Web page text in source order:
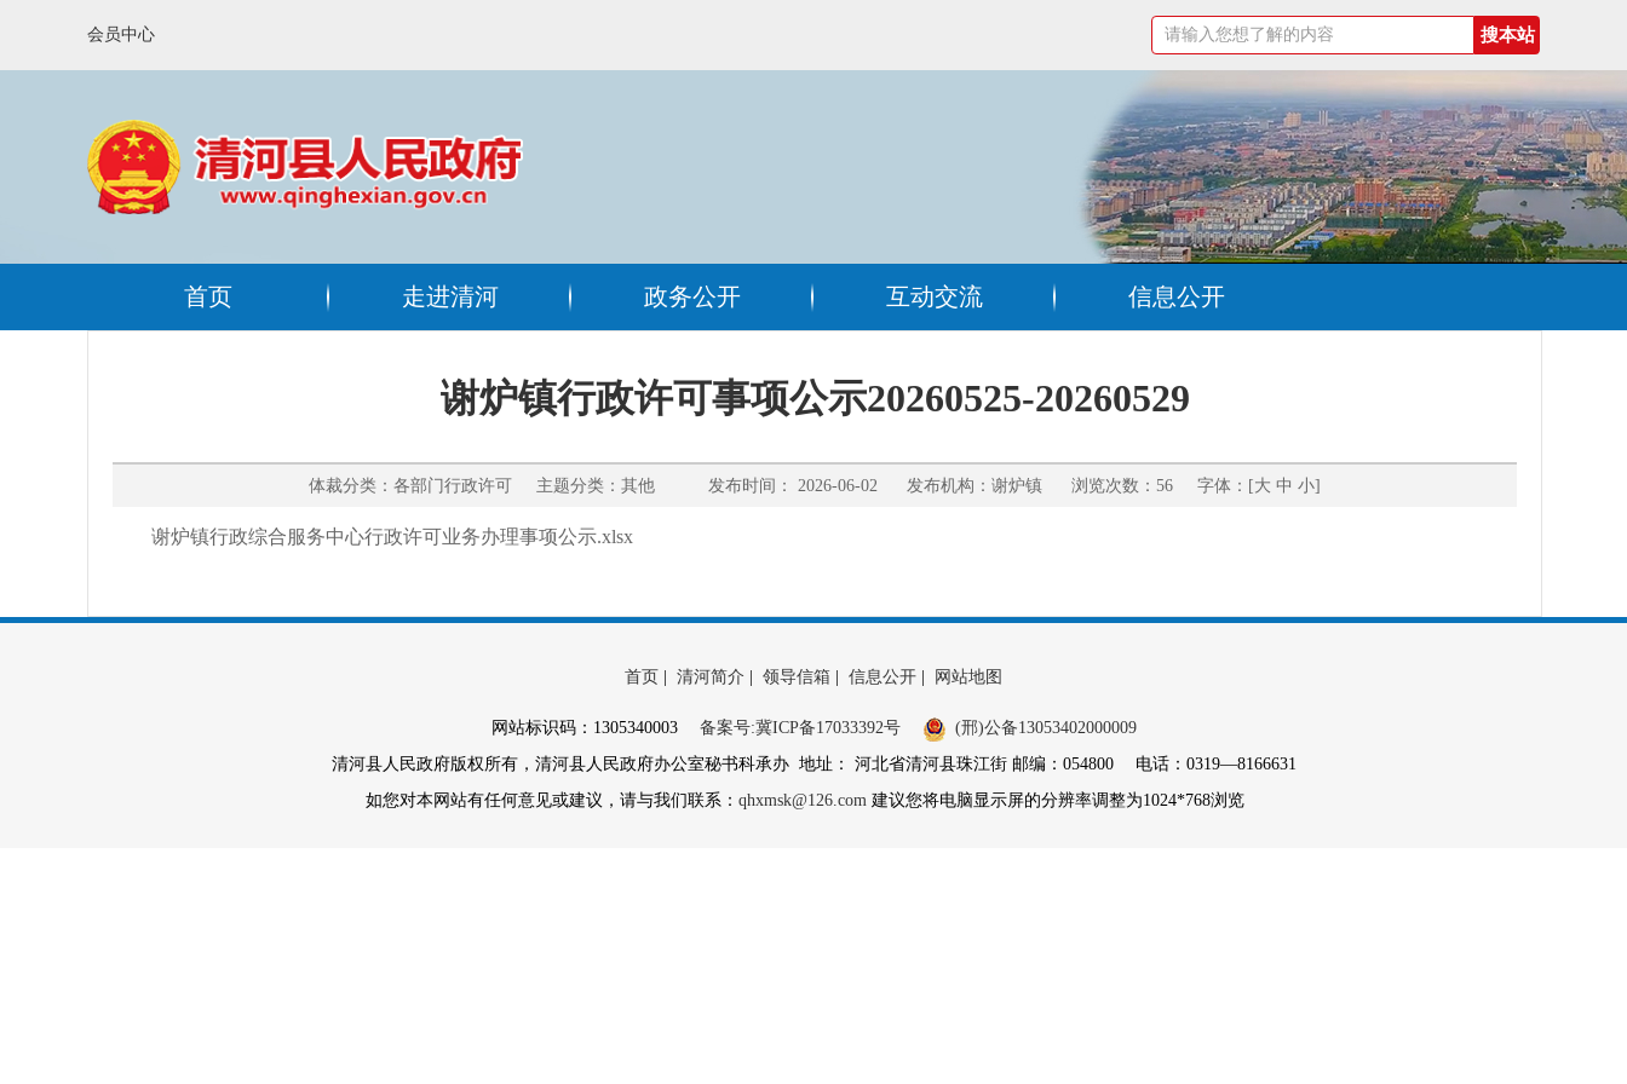
会员中心
首页 走进清河 政务公开 互动交流 信息公开
谢炉镇行政许可事项公示20260525-20260529
体裁分类：各部门行政许可 主题分类：其他 发布时间： 2026-06-02 发布机构：谢炉镇 浏览次数：56 字体：[大 中 小]
谢炉镇行政综合服务中心行政许可业务办理事项公示.xlsx
首页 清河简介 领导信箱 信息公开 网站地图
网站标识码：1305340003 备案号:冀ICP备17033392号
(邢)公备13053402000009
清河县人民政府版权所有，清河县人民政府办公室秘书科承办 地址： 河北省清河县珠江街 邮编：054800 电话：0319—8166631
如您对本网站有任何意见或建议，请与我们联系： qhxmsk@126.com 建议您将电脑显示屏的分辨率调整为1024*768浏览